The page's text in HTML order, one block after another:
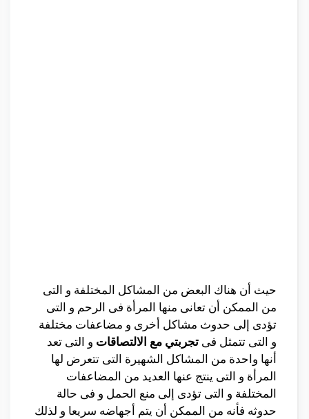
حيث أن هناك البعض من المشاكل المختلفة و التى
من الممكن أن تعانى منها المرأة فى الرحم و التى
تؤدى إلى حدوث مشاكل أخرى و مضاعفات مختلفة
و التى تتمثل فى تجربتي مع الالتصاقات و التى تعد
أنها واحدة من المشاكل الشهيرة التى تتعرض لها
المرأة و التى ينتج عنها العديد من المضاعفات
المختلفة و التى تؤدى إلى منع الحمل و فى حالة
حدوثه فأنه من الممكن أن يتم أجهاضه سريعا و لذلك